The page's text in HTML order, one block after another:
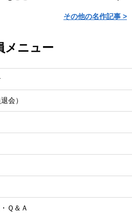
その他の名作記事 >
メニュー
会）
Ｑ＆Ａ